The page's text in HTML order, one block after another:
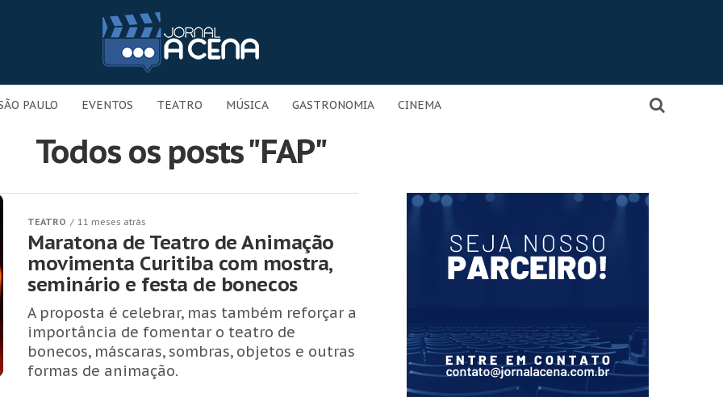
PAULO EVENTOS TEATRO MÚSICA GASTRONOMIA CINEMA
Todos os posts "FAP"
TEATRO 11 meses atrás
Maratona de Teatro de Animação
movimenta Curitiba com mostra,
seminário e festa de bonecos
A proposta é celebrar, mas também reforçar a
importância de fomentar o teatro de
bonecos, máscaras, sombras, objetos e outras
formas de animação.